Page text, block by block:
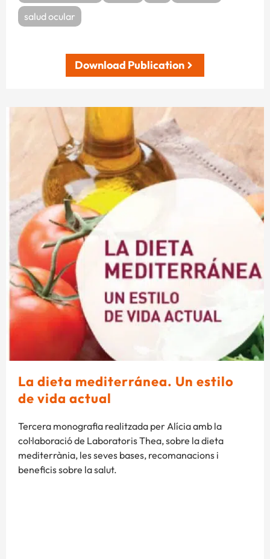
salud ocular
Download Publication
La dieta mediterránea. Un estilo
de vida actual
Tercera monografia realitzada per Alícia amb la
col·laboració de Laboratoris Thea, sobre la dieta
mediterrània, les seves bases, recomanacions i
beneficis sobre la salut.